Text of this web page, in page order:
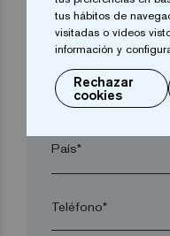
Localidad*
Código postal*
Teléfono*
tus hábitos de
visitadas o vídeos
información y
Rechazar
cookies